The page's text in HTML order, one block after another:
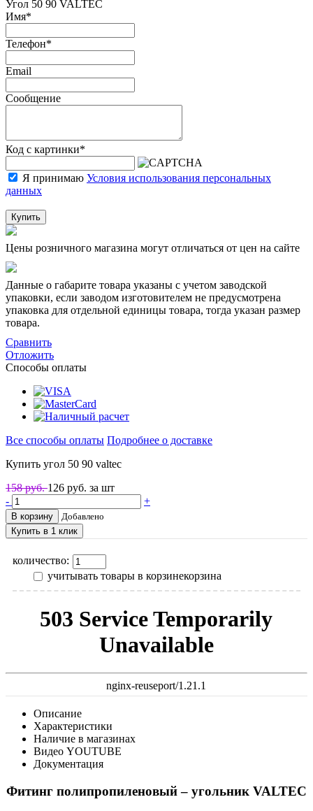
Угол 50 90 VALTEC
Имя*
Телефон*
Email
Сообщение
Код с картинки*
Я принимаю Условия использования персональных
данных
Купить
Цены розничного магазина могут отличаться от цен на сайте
Данные о габарите товара указаны с учетом заводской
упаковки, если заводом изготовителем не предусмотрена
упаковка для отдельной единицы товара, тогда указан размер
товара.
Сравнить
Отложить
Способы оплаты
Все способы оплаты Подробнее о доставке
Купить угол 50 90 valtec
158 руб.126 руб. за шт
-
+
В корзину
Добавлено
Купить в 1 клик
количество:
учитывать товары в корзинекорзина
503 Service Temporarily
Unavailable
nginx-reuseport/1.21.1
Описание
Характеристики
Наличие в магазинах
Видео YOUTUBE
Документация
Фитинг полипропиленовый – угольник VALTEC